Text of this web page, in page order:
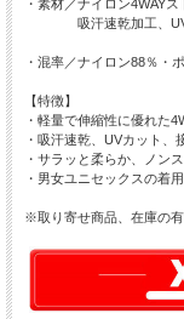
・素材／ナイロン4WAY
吸汗速乾加工、UVカ
・混率／ナイロン88％・
【特徴】
・軽量で伸縮性に優れた
・吸汗速乾、UVカット
・サラッと柔らか、ノン
・男女ユニセックスの着
※取り寄せ商品、在庫の